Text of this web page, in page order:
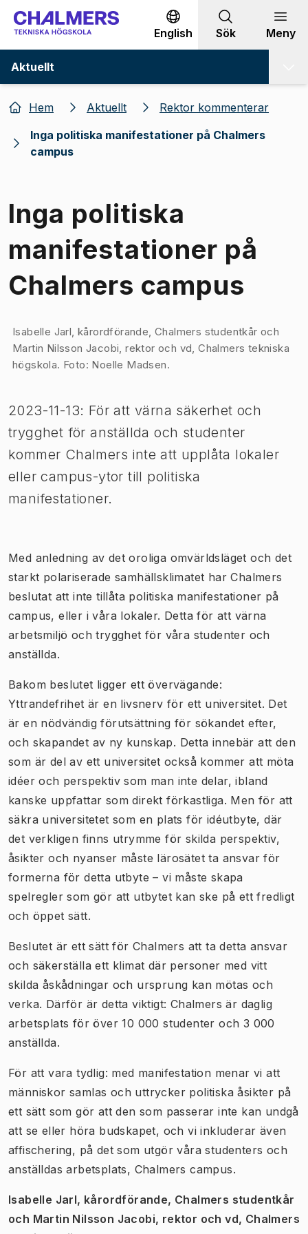
Gå till innehållet
English Sök Meny
Aktuellt
Hem Aktuellt
Rektor kommenterar
Inga politiska manifestationer på Chalmers
campus
Inga politiska
manifestationer på
Chalmers campus
Bild 1 av 1
Isabelle Jarl, kårordförande, Chalmers studentkår och
Martin Nilsson Jacobi, rektor och vd, Chalmers tekniska
högskola. Foto: Noelle Madsen.
2023-11-13: För att värna säkerhet och
trygghet för anställda och studenter
kommer Chalmers inte att upplåta lokaler
eller campus-ytor till politiska
manifestationer.
Med anledning av det oroliga omvärldsläget och det
starkt polariserade samhällsklimatet har Chalmers
beslutat att inte tillåta politiska manifestationer på
campus, eller i våra lokaler. Detta för att värna
arbetsmiljö och trygghet för våra studenter och
anställda.
Bakom beslutet ligger ett övervägande:
Yttrandefrihet är en livsnerv för ett universitet. Det
är en nödvändig förutsättning för sökandet efter,
och skapandet av ny kunskap. Detta innebär att den
som är del av ett universitet också kommer att möta
idéer och perspektiv som man inte delar, ibland
kanske uppfattar som direkt förkastliga. Men för att
säkra universitetet som en plats för idéutbyte, där
det verkligen finns utrymme för skilda perspektiv,
åsikter och nyanser måste lärosätet ta ansvar för
formerna för detta utbyte – vi måste skapa
spelregler som gör att utbytet kan ske på ett fredligt
och öppet sätt.
Beslutet är ett sätt för Chalmers att ta detta ansvar
och säkerställa ett klimat där personer med vitt
skilda åskådningar och ursprung kan mötas och
verka. Därför är detta viktigt: Chalmers är daglig
arbetsplats för över 10 000 studenter och 3 000
anställda.
För att vara tydlig: med manifestation menar vi att
människor samlas och uttrycker politiska åsikter på
ett sätt som gör att den som passerar inte kan undgå
att se eller höra budskapet, och vi inkluderar även
affischering, på det som utgör våra studenters och
anställdas arbetsplats, Chalmers campus.
Isabelle Jarl, kårordförande, Chalmers studentkår
och Martin Nilsson Jacobi, rektor och vd, Chalmers